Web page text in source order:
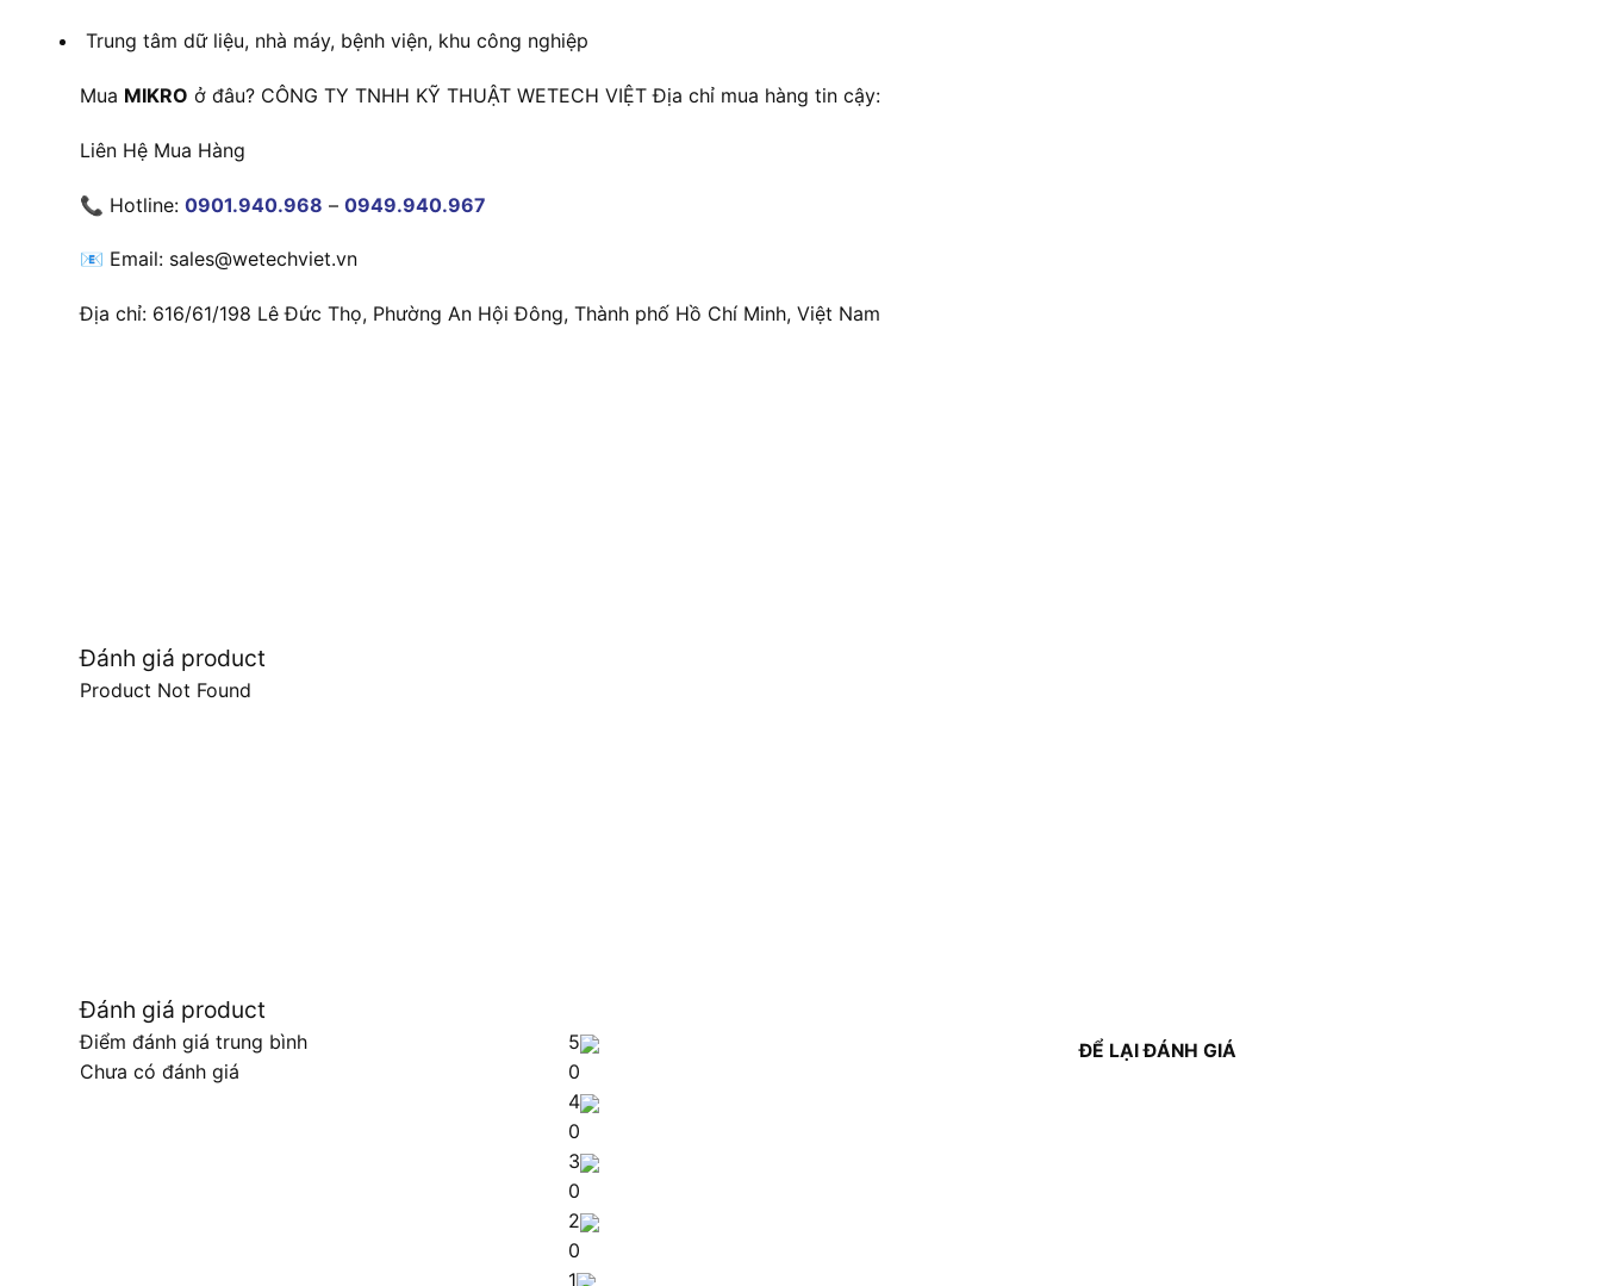
Trung tâm dữ liệu, nhà máy, bệnh viện, khu công nghiệp
Mua MIKRO ở đâu? CÔNG TY TNHH KỸ THUẬT WETECH VIỆT Địa chỉ mua hàng tin cậy:
Liên Hệ Mua Hàng
📞 Hotline: 0901.940.968 – 0949.940.967
📧 Email: sales@wetechviet.vn
Địa chỉ: 616/61/198 Lê Đức Thọ, Phường An Hội Đông, Thành phố Hồ Chí Minh, Việt Nam
Đánh giá product
Product Not Found
Đánh giá product
Điểm đánh giá trung bình
Chưa có đánh giá
5
0
4
0
3
0
2
0
1
ĐỂ LẠI ĐÁNH GIÁ